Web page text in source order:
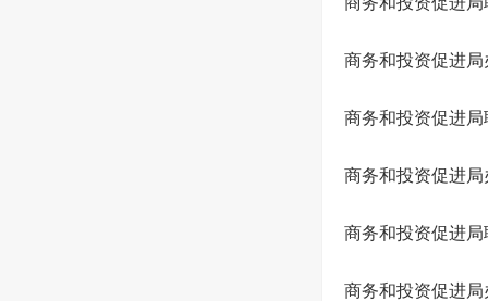
商务和投资促进局
商务和投资促进局
商务和投资促进局
商务和投资促进局
商务和投资促进局